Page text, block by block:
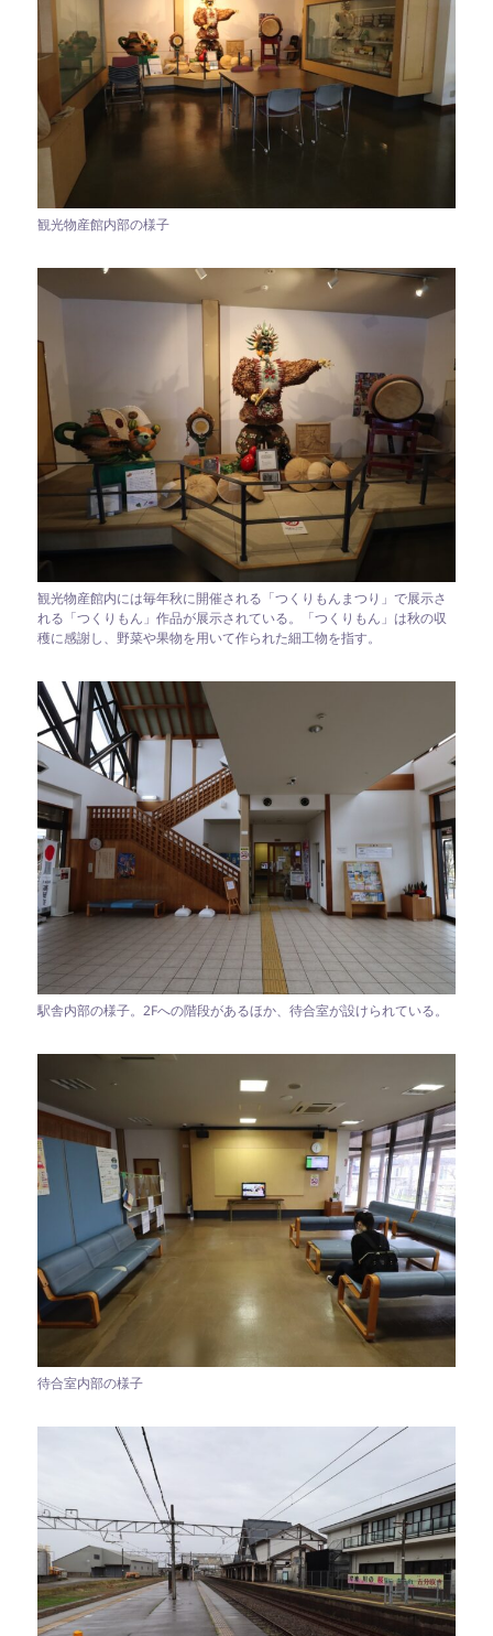
観光物産館内部の様子
観光物産館内には毎年秋に開催される「つくりもんまつり」で展示さ
れる「つくりもん」作品が展示されている。「つくりもん」は秋の収
穫に感謝し、野菜や果物を用いて作られた細工物を指す。
駅舎内部の様子。2Fへの階段があるほか、待合室が設けられている。
待合室内部の様子